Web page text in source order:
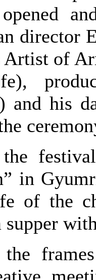
director
Artist of
and his
in
of the
supper